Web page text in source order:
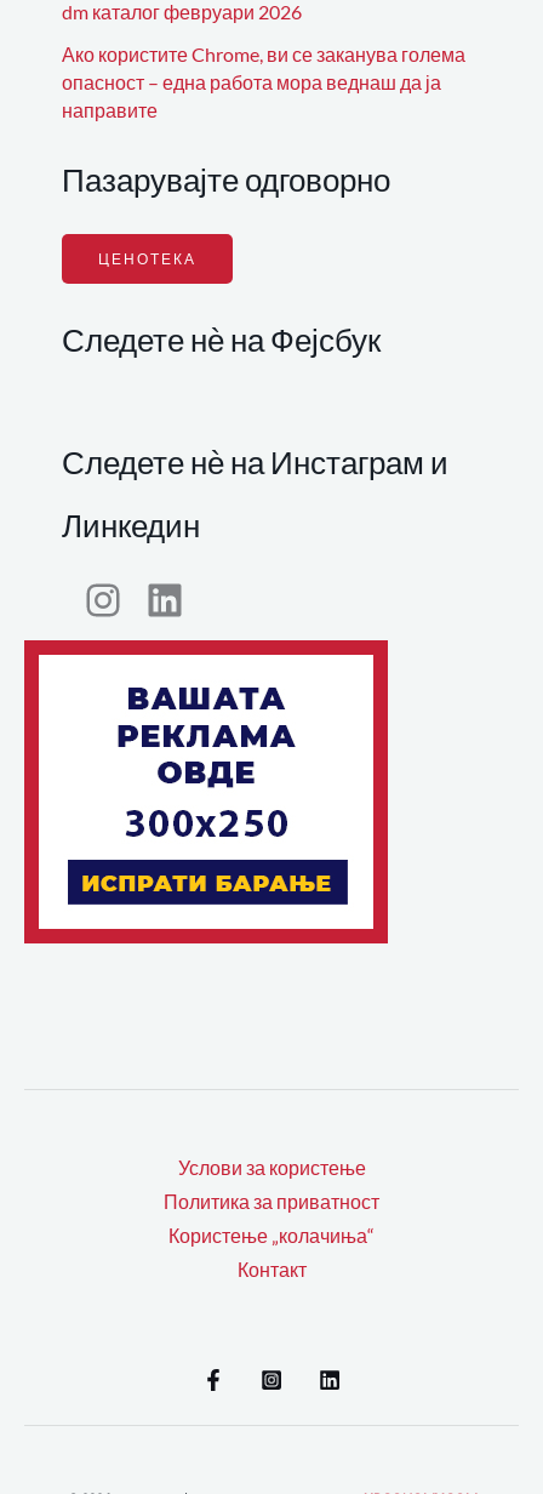
dm каталог февруари 2026
Ако користите Chrome, ви се заканува голема
опасност – една работа мора веднаш да ја
направите
Пазарувајте одговорно
ЦЕНОТЕКА
Следете нѐ на Фејсбук
Следете нѐ на Инстаграм и
Линкедин
Услови за користење
Политика за приватност
Користење „колачиња“
Контакт